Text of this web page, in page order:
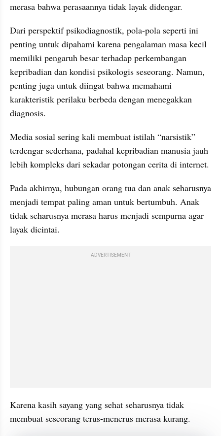
merasa bahwa perasaannya tidak layak didengar.
Dari perspektif psikodiagnostik, pola-pola seperti ini
penting untuk dipahami karena pengalaman masa kecil
memiliki pengaruh besar terhadap perkembangan
kepribadian dan kondisi psikologis seseorang. Namun,
penting juga untuk diingat bahwa memahami
karakteristik perilaku berbeda dengan menegakkan
diagnosis.
Media sosial sering kali membuat istilah “narsistik”
terdengar sederhana, padahal kepribadian manusia jauh
lebih kompleks dari sekadar potongan cerita di internet.
Pada akhirnya, hubungan orang tua dan anak seharusnya
menjadi tempat paling aman untuk bertumbuh. Anak
tidak seharusnya merasa harus menjadi sempurna agar
layak dicintai.
ADVERTISEMENT
Karena kasih sayang yang sehat seharusnya tidak
membuat seseorang terus-menerus merasa kurang.